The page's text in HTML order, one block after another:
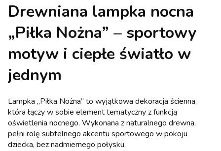
Drewniana lampka nocna
„Piłka Nożna” – sportowy
motyw i ciepłe światło w
jednym
Lampka „Piłka Nożna” to wyjątkowa dekoracja ścienna,
która łączy w sobie element tematyczny z funkcją
oświetlenia nocnego. Wykonana z naturalnego drewna,
pełni rolę subtelnego akcentu sportowego w pokoju
dziecka, bez nadmiernego połysku.